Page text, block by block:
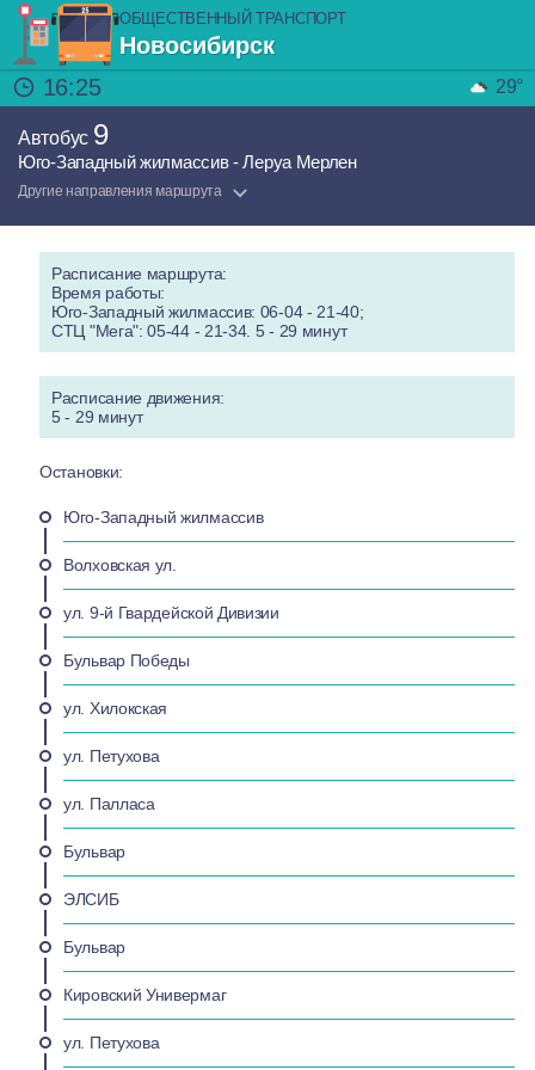
ОБЩЕСТВЕННЫЙ ТРАНСПОРТ
Новосибирск
16:25
29°
Автобус 9
Юго-Западный жилмассив - Леруа Мерлен
Другие направления маршрута
Расписание маршрута:
Время работы:
Юго-Западный жилмассив: 06-04 - 21-40;
СТЦ "Мега": 05-44 - 21-34. 5 - 29 минут
Расписание движения:
5 - 29 минут
Остановки:
Юго-Западный жилмассив
Волховская ул.
ул. 9-й Гвардейской Дивизии
Бульвар Победы
ул. Хилокская
ул. Петухова
ул. Палласа
Бульвар
ЭЛСИБ
Бульвар
Кировский Универмаг
ул. Петухова